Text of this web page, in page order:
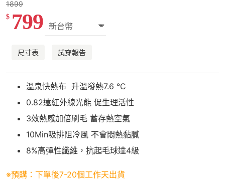
1899
$ 799
尺寸表 試穿報告
溫泉快熱布 升溫發熱7.6 °C
0.82遠紅外線光能 促生理活性
3效熱感加倍刷毛 蓄存熱空氣
10Min吸排阻冷風 不會悶熱黏膩
8%高彈性纖維，抗起毛球達4級
※預購：下單後7-20個工作天出貨